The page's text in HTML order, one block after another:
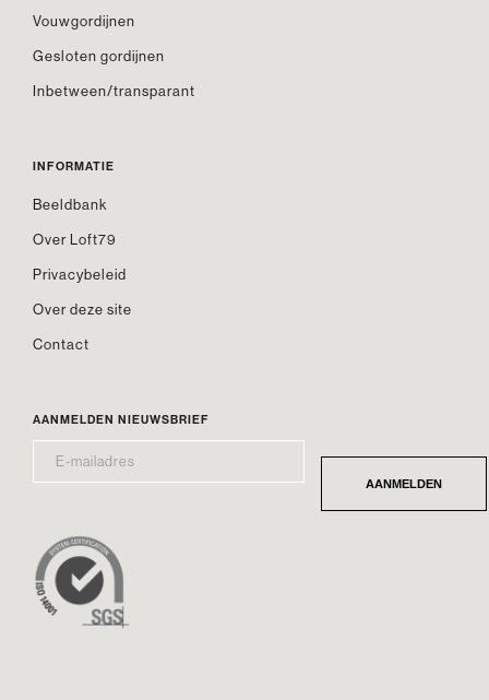
Vouwgordijnen
Gesloten gordijnen
Inbetween/transparant
INFORMATIE
Beeldbank
Over Loft79
Privacybeleid
Over deze site
Contact
AANMELDEN NIEUWSBRIEF
MAILADRES* AANMELDEN